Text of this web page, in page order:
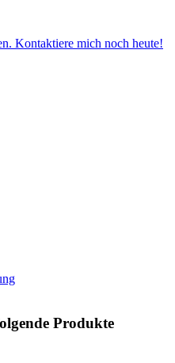
Kontaktiere mich noch heute!
Produkte